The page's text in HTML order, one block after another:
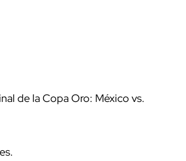
de la Copa Oro: México vs.